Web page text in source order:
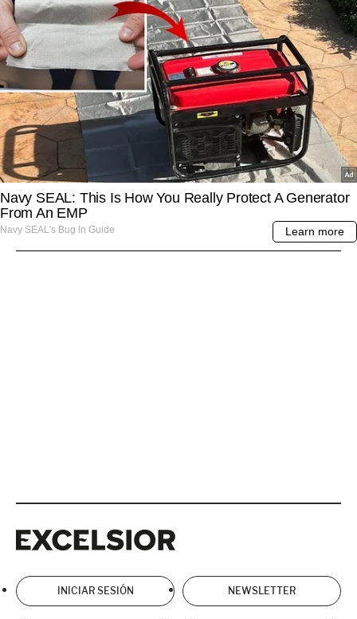
INICIAR SESIÓN NEWSLETTER